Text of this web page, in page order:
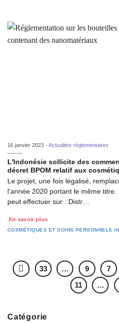
Catégorie
16 janvier 2023 - Actualités réglementaires
L'Indonésie sollicite des
décret BPOM relatif aux
Le projet, une fois légalisé,
l'année 2020 portant le même
peut effectuer sur : Distr…
En savoir plus
COSMÉTIQUES ET SOINS PERSONNELS
33 … 9 7
11
…